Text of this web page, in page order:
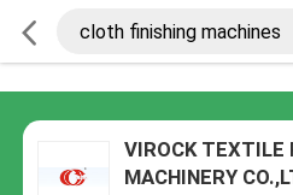
VIROCK TEXTILE
MACHINERY